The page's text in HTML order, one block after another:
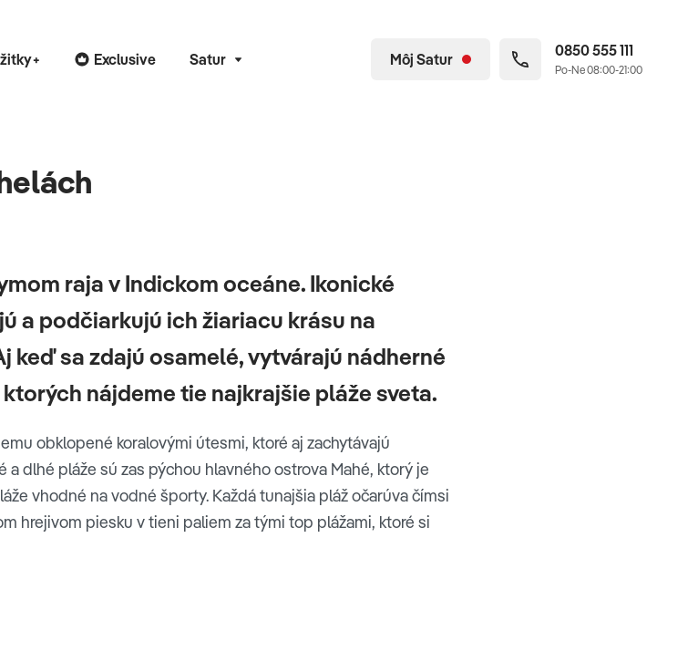
Exclusive Satur Môj Satur 0850 555 111
Po-Ne 08:00-21:00
raja v Indickom oceáne. Ikonické
a podčiarkujú ich žiariacu krásu na
keď sa zdajú osamelé, vytvárajú nádherné
ktorých nájdeme tie najkrajšie pláže sveta.
obklopené koralovými útesmi, ktoré aj zachytávajú
a dlhé pláže sú zas pýchou hlavného ostrova Mahé, ktorý je
vhodné na vodné športy. Každá tunajšia pláž očarúva čímsi
hrejivom piesku v tieni paliem za tými top plážami, ktoré si